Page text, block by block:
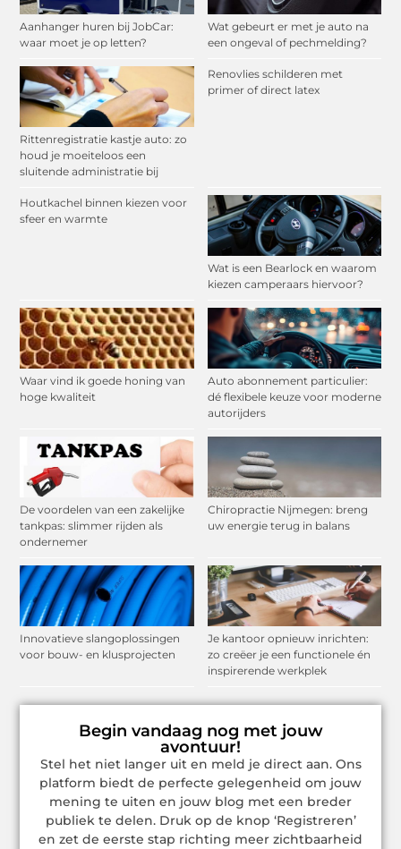
Aanhanger huren bij JobCar:
waar moet je op letten?
Wat gebeurt er met je auto na
een ongeval of pechmelding?
Rittenregistratie kastje auto: zo
houd je moeiteloos een
sluitende administratie bij
Renovlies schilderen met
primer of direct latex
Houtkachel binnen kiezen voor
sfeer en warmte
Wat is een Bearlock en waarom
kiezen camperaars hiervoor?
Waar vind ik goede honing van
hoge kwaliteit
Auto abonnement particulier:
dé flexibele keuze voor moderne
autorijders
De voordelen van een zakelijke
tankpas: slimmer rijden als
ondernemer
Chiropractie Nijmegen: breng
uw energie terug in balans
Innovatieve slangoplossingen
voor bouw- en klusprojecten
Je kantoor opnieuw inrichten:
zo creëer je een functionele én
inspirerende werkplek
Begin vandaag nog met jouw
avontuur!
Stel het niet langer uit en meld je direct aan. Ons
platform biedt de perfecte gelegenheid om jouw
mening te uiten en jouw blog met een breder
publiek te delen. Druk op de knop ‘Registreren’
en zet de eerste stap richting meer zichtbaarheid